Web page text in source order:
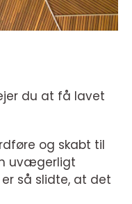
du at få lavet
og skabt til
uvægerligt
så slidte, at det